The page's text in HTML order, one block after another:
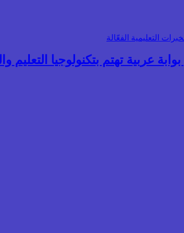
عربية تهتم بتكنولوجيا التعليم